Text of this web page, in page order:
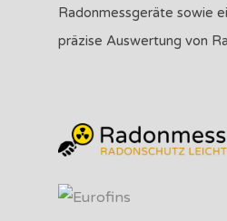
Radonmessgeräte sowie
präzise Auswertung von